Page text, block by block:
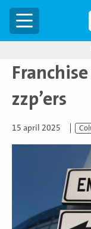
Menu
zzp’ers
15 april 2025